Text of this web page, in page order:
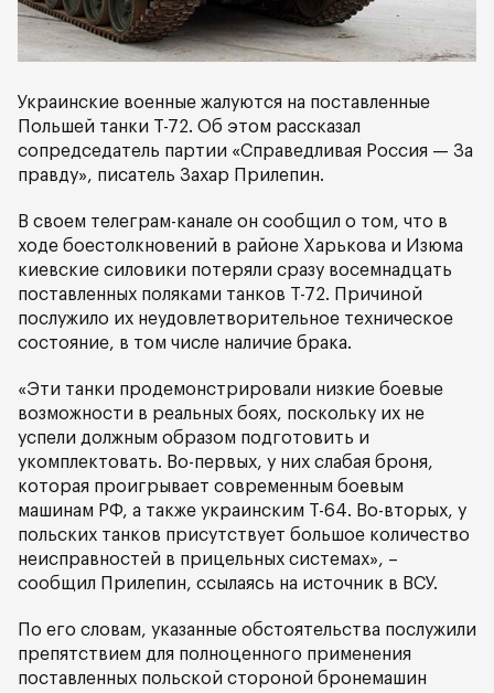
Украинские военные жалуются на поставленные
Польшей танки Т-72. Об этом рассказал
сопредседатель партии «Справедливая Россия — За
правду», писатель Захар Прилепин.
В своем телеграм-канале он сообщил о том, что в
ходе боестолкновений в районе Харькова и Изюма
киевские силовики потеряли сразу восемнадцать
поставленных поляками танков Т-72. Причиной
послужило их неудовлетворительное техническое
состояние, в том числе наличие брака.
«Эти танки продемонстрировали низкие боевые
возможности в реальных боях, поскольку их не
успели должным образом подготовить и
укомплектовать. Во-первых, у них слабая броня,
которая проигрывает современным боевым
машинам РФ, а также украинским Т-64. Во-вторых, у
польских танков присутствует большое количество
неисправностей в прицельных системах», –
сообщил Прилепин, ссылаясь на источник в ВСУ.
По его словам, указанные обстоятельства послужили
препятствием для полноценного применения
поставленных польской стороной бронемашин